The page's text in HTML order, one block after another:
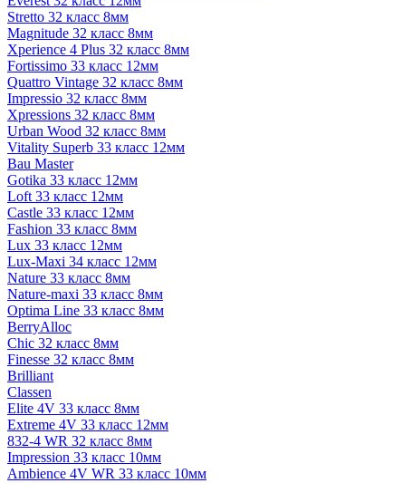
Stretto 32 класс 8мм
Magnitude 32 класс 8мм
Xperience 4 Plus 32 класс 8мм
Fortissimo 33 класс 12мм
Quattro Vintage 32 класс 8мм
Impressio 32 класс 8мм
Xpressions 32 класс 8мм
Urban Wood 32 класс 8мм
Vitality Superb 33 класс 12мм
Bau Master
Gotika 33 класс 12мм
Loft 33 класс 12мм
Castle 33 класс 12мм
Fashion 33 класс 8мм
Lux 33 класс 12мм
Lux-Maxi 34 класс 12мм
Nature 33 класс 8мм
Nature-maxi 33 класс 8мм
Optima Line 33 класс 8мм
BerryAlloc
Chic 32 класс 8мм
Finesse 32 класс 8мм
Brilliant
Classen
Elite 4V 33 класс 8мм
Extreme 4V 33 класс 12мм
832-4 WR 32 класс 8мм
Impression 33 класс 10мм
Ambience 4V WR 33 класс 10мм